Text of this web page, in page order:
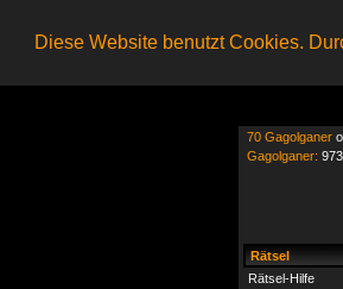
Diese Website benutzt Cookies.
70 Gagolganer
Gagolganer:
Rätsel
Rätsel-Hilfe